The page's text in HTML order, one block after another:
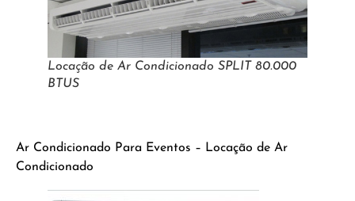
Locação de Ar Condicionado SPLIT 80.000
BTUS
Ar Condicionado Para Eventos – Locação de Ar
Condicionado